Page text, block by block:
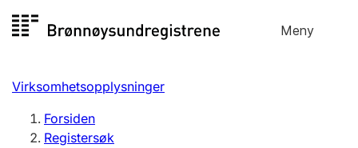
til
Meny
Registersøk
Aksjeselskap
Virksomhetsopplysninger
Forsiden
Registersøk